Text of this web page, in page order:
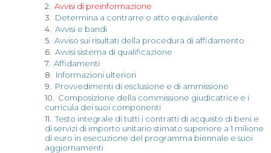
2. Avvisi di preinformazione
3. Determina a contrarre o atto equivalente
4. Avvisi e bandi
5. Avviso sui risultati della procedura di affidamento
6. Avvisi sistema di qualificazione
7. Affidamenti
8. Informazioni ulteriori
9. Provvedimenti di esclusione e di ammissione
10. Composizione della commissione giudicatrice e i
curricula dei suoi componenti
11. Testo integrale di tutti i contratti di acquisto di beni e
di servizi di importo unitario stimato superiore a 1 milione
di euro in esecuzione del programma biennale e suoi
aggiornamenti